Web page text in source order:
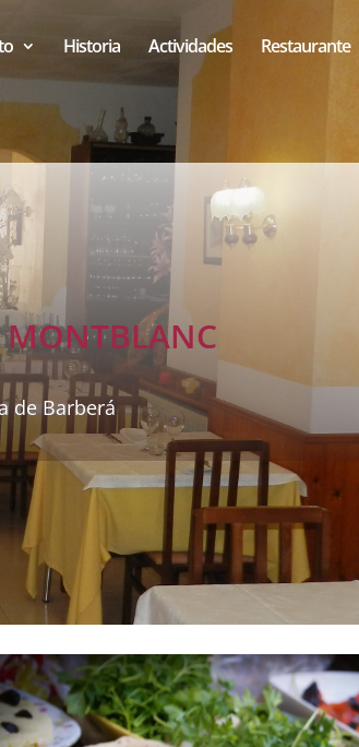
Historia Actividades Restaurante
MONTBLANC
de Barberá